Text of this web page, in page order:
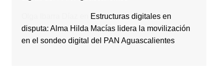
Estructuras digitales en
disputa: Alma Hilda Macías lidera la movilización
en el sondeo digital del PAN Aguascalientes